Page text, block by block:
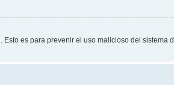
es para prevenir el uso malicioso del sistema